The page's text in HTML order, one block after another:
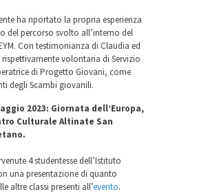
ha riportato la propria esperienza
del percorso svolto all’interno del
Con testimonianza di Claudia ed
volontaria di Servizio
di Progetto Giovani, come
degli Scambi giovanili.
2023: Giornata dell’Europa,
Culturale Altinate San
4 studentesse dell’Istituto
una presentazione di quanto
altre classi presenti all’evento.